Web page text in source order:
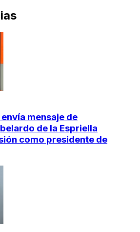
mensaje de
de la Espriella
como presidente de